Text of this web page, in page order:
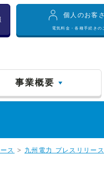
個人のお客
電気料金・各種手続きの
事業概要
ス > 九州電力 プレスリリー